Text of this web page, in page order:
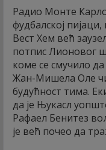
Радио Монте
фудбалској
Вест Хем већ
потпис Лионовог
коме се смучило
Жан-Мишела Оле
будућност тима.
да је Њукасл
Рафаел Бенитез
је већ почео да